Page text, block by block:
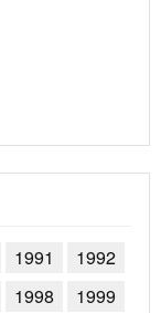
1991
1992
1998 1999